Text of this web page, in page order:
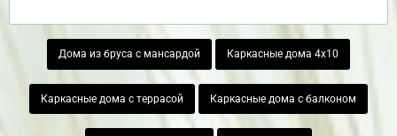
Дома из бруса с мансардой Каркасные дома 4х10
Каркасные дома с террасой Каркасные дома с балконом